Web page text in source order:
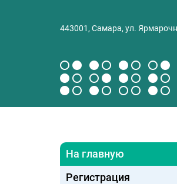
443001, Самара, ул.
На главную
Регистрация